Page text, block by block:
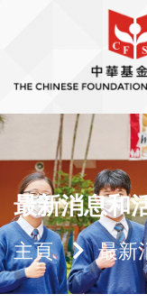
最新消息和
主頁 最新